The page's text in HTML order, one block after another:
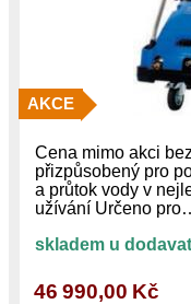
AKCE
Cena mimo akci
přizpůsobený pro
a průtok vody v
užívání Určeno
skladem u
46 990,00 Kč